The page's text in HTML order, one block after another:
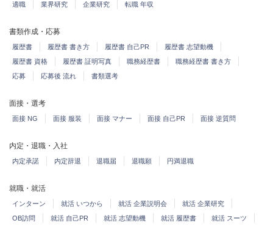
適職 業界研究 企業研究 転職 年収
書類作成・応募
履歴書 履歴書 書き方 履歴書 自己PR
履歴書 志望動機
履歴書 資格
履歴書 証明写真 職務経歴書
職務経歴書 書き方
応募
応募後 流れ 書類選考
面接・選考
面接 NG 面接 服装 面接 マナー 面接 自己PR 面接 逆質問
内定・退職・入社
内定承諾 内定辞退 退職届 退職願 円満退職
就職・就活
インターン 就活 いつから 就活 企業説明会
就活 企業研究
OB訪問
就活 自己PR 就活 志望動機 就活 履歴書
就活 スーツ